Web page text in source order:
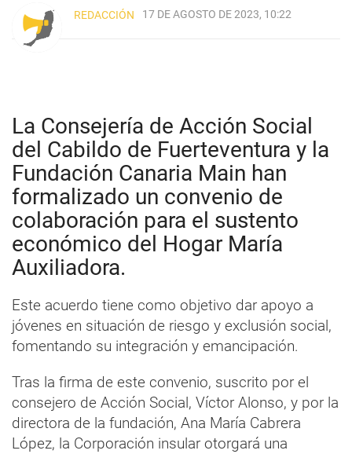
REDACCIÓN 17 DE AGOSTO DE 2023, 10:22
La Consejería de Acción Social
del Cabildo de Fuerteventura y la
Fundación Canaria Main han
formalizado un convenio de
colaboración para el sustento
económico del Hogar María
Auxiliadora.
Este acuerdo tiene como objetivo dar apoyo a
jóvenes en situación de riesgo y exclusión social,
fomentando su integración y emancipación.
Tras la firma de este convenio, suscrito por el
consejero de Acción Social, Víctor Alonso, y por la
directora de la fundación, Ana María Cabrera
López, la Corporación insular otorgará una